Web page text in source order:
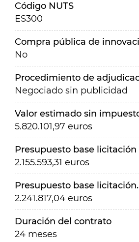
Código NUTS
ES300
Compra pública de
No
Procedimiento de
Negociado sin publicidad
Valor estimado sin
5.820.101,97 euros
Presupuesto base
2.155.593,31 euros
Presupuesto base
2.241.817,04 euros
Duración del contrato
24 meses